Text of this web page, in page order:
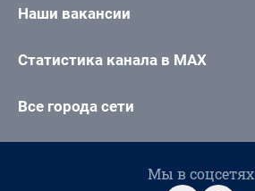
Наши вакансии
Статистика канала в MAX
Все города сети
Мы в соцсетях